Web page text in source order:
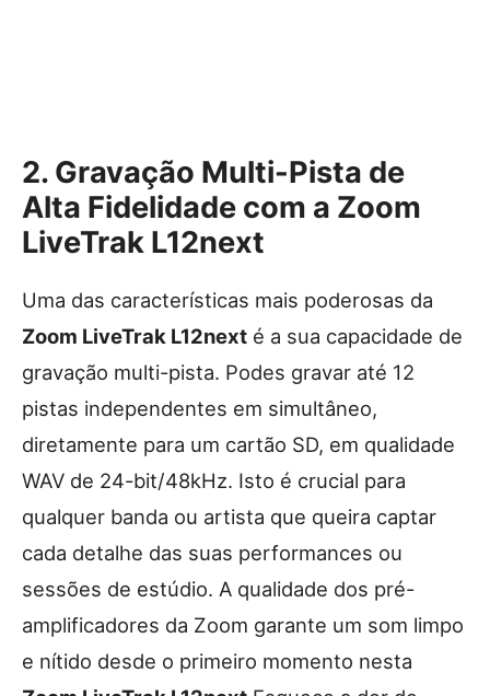
2. Gravação Multi-Pista de
Alta Fidelidade com a Zoom
LiveTrak L12next
Uma das características mais poderosas da
Zoom LiveTrak L12next é a sua capacidade de
gravação multi-pista. Podes gravar até 12
pistas independentes em simultâneo,
diretamente para um cartão SD, em qualidade
WAV de 24-bit/48kHz. Isto é crucial para
qualquer banda ou artista que queira captar
cada detalhe das suas performances ou
sessões de estúdio. A qualidade dos pré-
amplificadores da Zoom garante um som limpo
e nítido desde o primeiro momento nesta